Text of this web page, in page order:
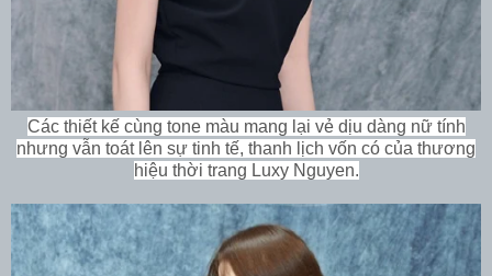
Các thiết kế cùng tone màu mang lại vẻ dịu dàng nữ tính
nhưng vẫn toát lên sự tinh tế, thanh lịch vốn có của thương
hiệu thời trang Luxy Nguyen.